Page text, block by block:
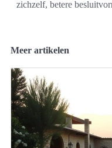
zichzelf, betere
Meer artikelen